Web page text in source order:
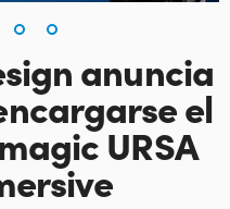
anuncia
el
URSA